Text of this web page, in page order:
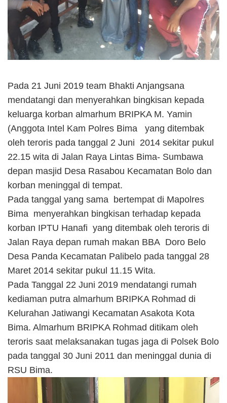
Pada 21 Juni 2019 team Bhakti Anjangsana
mendatangi dan menyerahkan bingkisan kepada
keluarga korban almarhum BRIPKA M. Yamin
(Anggota Intel Kam Polres Bima yang ditembak
oleh teroris pada tanggal 2 Juni 2014 sekitar pukul
22.15 wita di Jalan Raya Lintas Bima- Sumbawa
depan masjid Desa Rasabou Kecamatan Bolo dan
korban meninggal di tempat.
Pada tanggal yang sama bertempat di Mapolres
Bima menyerahkan bingkisan terhadap kepada
korban IPTU Hanafi yang ditembak oleh teroris di
Jalan Raya depan rumah makan BBA Doro Belo
Desa Panda Kecamatan Palibelo pada tanggal 28
Maret 2014 sekitar pukul 11.15 Wita.
Pada Tanggal 22 Juni 2019 mendatangi rumah
kediaman putra almarhum BRIPKA Rohmad di
Kelurahan Jatiwangi Kecamatan Asakota Kota
Bima. Almarhum BRIPKA Rohmad ditikam oleh
teroris saat melaksanakan tugas jaga di Polsek Bolo
pada tanggal 30 Juni 2011 dan meninggal dunia di
RSU Bima.